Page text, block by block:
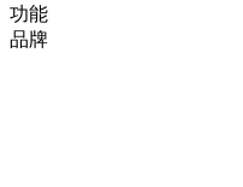
功能
品牌